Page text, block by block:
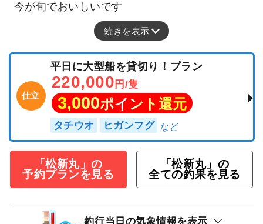
今が旬でおいしいです
続きを表示
仕立
平日に大型船を貸切り！プラン
220,000 円/隻
3,000ポイント還元
タチウオ ヒガンフグ
「松新丸」の
予約プランを見る
「松新丸」の
全ての釣果を見る
釣行当日の気象情報を表示